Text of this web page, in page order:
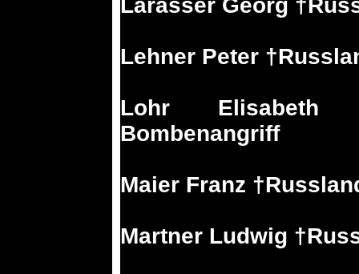
Larasser Georg
Lehner Peter
Lohr Elisabeth
Bombenangriff
Maier Franz
Martner Ludwig